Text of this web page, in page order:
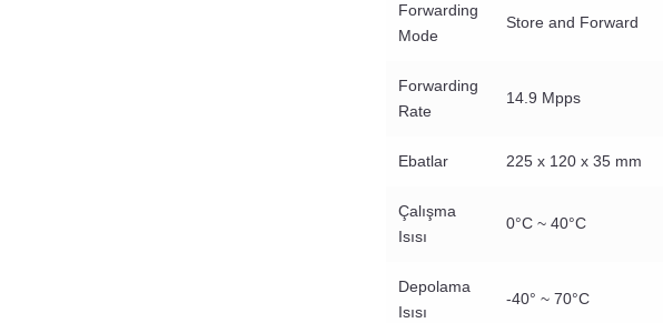
Forwarding
Mode
Store and Forward
Forwarding
Rate
14.9 Mpps
Ebatlar 225 x 120 x 35 mm
Çalışma
Isısı
0°C ~ 40°C
Depolama
Isısı
-40° ~ 70°C